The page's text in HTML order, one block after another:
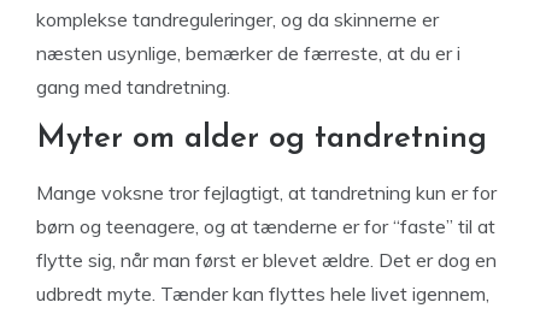
komplekse tandreguleringer, og da skinnerne er
næsten usynlige, bemærker de færreste, at du er i
gang med tandretning.
Myter om alder og tandretning
Mange voksne tror fejlagtigt, at tandretning kun er for
børn og teenagere, og at tænderne er for “faste” til at
flytte sig, når man først er blevet ældre. Det er dog en
udbredt myte. Tænder kan flyttes hele livet igennem,